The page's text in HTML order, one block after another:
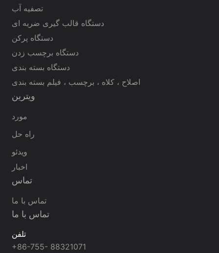
تصفیه آب
دستگاه قالب گیری ضربه ای
دستگاه پرکن
دستگاه برچسب زدن
دستگاه بسته بندی
اصلاح ، کلاه ، برچسب ، فیلم بسته بندی
ویترین
مورد
راه حل
ویدئو
اخبار
تماس
تماس با ما
تماس با ما
تلفن
+86-755- 88321071